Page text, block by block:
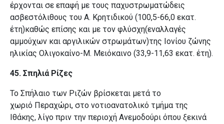
έρχονται σε επαφή με τους παχυστρωματώδεις
ασβεστόλιθους του Α. Κρητιδικού (100,5-66,0 εκατ.
έτη)καθώς επίσης και με τον φλύσχη(εναλλαγές
αμμούχων και αργιλικών στρωμάτων)της Ιονίου ζώνης
ηλικίας Ολιγοκαίνο-Μ. Μειόκαινο (33,9-11,63 εκατ. έτη).
45. Σπηλιά Ρίζες
Το Σπήλαιο των Ριζών βρίσκεται μετά το
χωριό Περαχώρι, στο νοτιοανατολικό τμήμα της
Ιθάκης, λίγο πριν την περιοχή Ανεμοδούρι όπου ξεκινά